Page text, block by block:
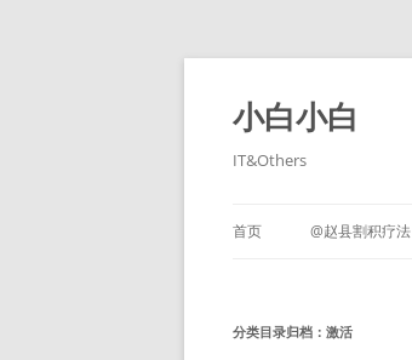
跳
正
文
小白小白
IT&Others
首页 @赵县割积疗法
分类目录归档： 激活